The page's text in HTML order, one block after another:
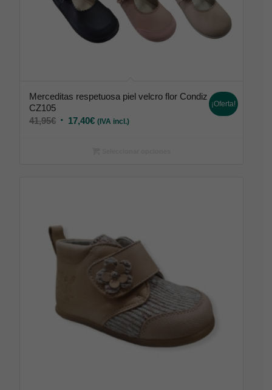
Merceditas respetuosa piel velcro flor Condiz
CZ105
41,95€ 17,40€ (IVA incl.)
¡Oferta!